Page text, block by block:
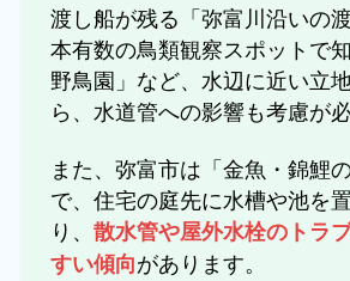
渡し船が残る「弥富川沿いの
本有数の鳥類観察スポットで
野鳥園」など、水辺に近い立
ら、水道管への影響も考慮が必
また、弥富市は「金魚・錦鯉
で、住宅の庭先に水槽や池を
り、散水管や屋外水栓のトラ
すい傾向があります。